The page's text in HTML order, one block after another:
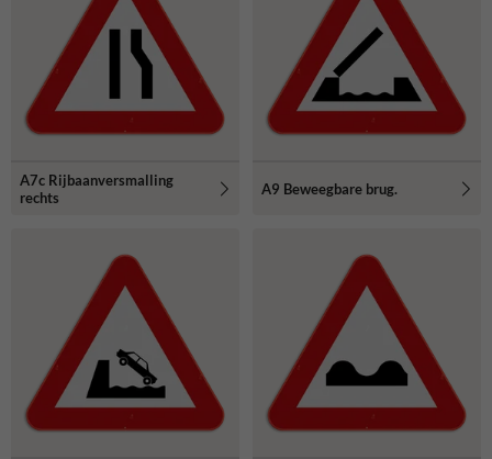
A7c Rijbaanversmalling
rechts
A9 Beweegbare brug.